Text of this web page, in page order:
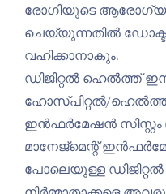
രോഗിയുടെ ആരോഗ്യ
ചെയ്യുന്നതിൽ
വഹിക്കാനാകും.
ഡിജിറ്റൽ ഹെൽത്ത്
ഹോസ്പിറ്റൽ/ഹെൽത്ത്
ഇൻഫർമേഷൻ സിസ്റ്റം
മാനേജ്‌മെന്റ്
പോലെയുള്ള